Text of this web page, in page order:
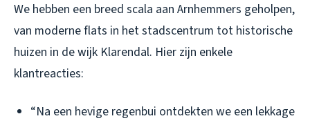
We hebben een breed scala aan Arnhemmers geholpen,
van moderne flats in het stadscentrum tot historische
huizen in de wijk Klarendal. Hier zijn enkele
klantreacties:
“Na een hevige regenbui ontdekten we een lekkage